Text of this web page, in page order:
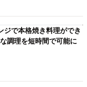
ジで本格焼き料理ができ
調理を短時間で可能に